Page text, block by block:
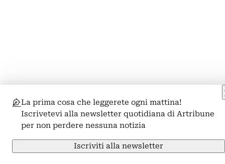
La prima cosa che leggerete ogni mattina!
Iscrivetevi alla newsletter quotidiana di Artribune
per non perdere nessuna notizia
Iscriviti alla newsletter